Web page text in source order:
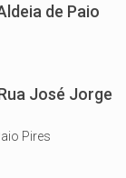
de Paio
José Jorge
Pires